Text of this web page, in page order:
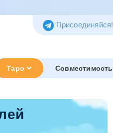
Присоединяйся!
Таро Совместимость
Таро Тота
Обзор и история